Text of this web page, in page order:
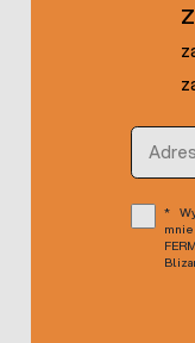
Adres
mnie